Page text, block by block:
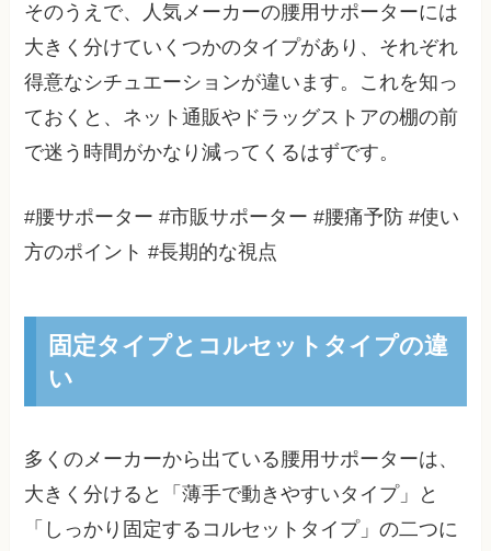
そのうえで、人気メーカーの腰用サポーターには
大きく分けていくつかのタイプがあり、それぞれ
得意なシチュエーションが違います。これを知っ
ておくと、ネット通販やドラッグストアの棚の前
で迷う時間がかなり減ってくるはずです。
#腰サポーター #市販サポーター #腰痛予防 #使い
方のポイント #長期的な視点
固定タイプとコルセットタイプの違
い
多くのメーカーから出ている腰用サポーターは、
大きく分けると「薄手で動きやすいタイプ」と
「しっかり固定するコルセットタイプ」の二つに